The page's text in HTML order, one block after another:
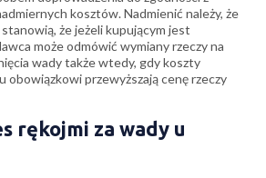
kosztów. Nadmienić należy, że
że jeżeli kupującym jest
może odmówić wymiany rzeczy na
wady także wtedy, gdy koszty
obowiązkowi przewyższają cenę rzeczy
rękojmi za wady u